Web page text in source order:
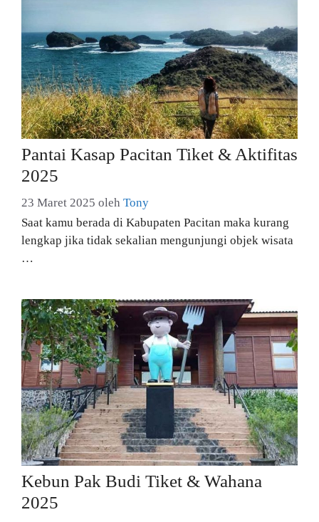
Pantai Kasap Pacitan Tiket & Aktifitas
2025
23 Maret 2025 oleh Tony
Saat kamu berada di Kabupaten Pacitan maka kurang
lengkap jika tidak sekalian mengunjungi objek wisata
…
Kebun Pak Budi Tiket & Wahana
2025